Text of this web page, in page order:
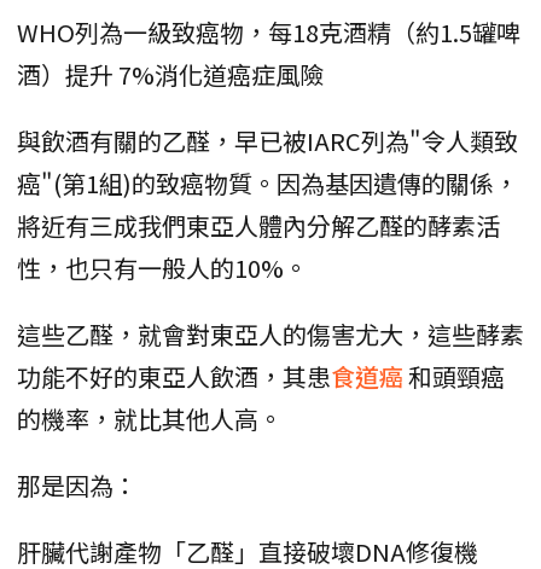
WHO列為一級致癌物‌，每18克酒精（約1.5罐啤
酒）提升 ‌7%消化道癌症風險‌
與飲酒有關的乙醛，早已被IARC列為"令人類致
癌"(第1組)的致癌物質。因為基因遺傳的關係，
將近有三成我們東亞人體內分解乙醛的酵素活
性，也只有一般人的10%。
這些乙醛，就會對東亞人的傷害尤大，這些酵素
功能不好的東亞人飲酒，其患食道癌和頭頸癌
的機率，就比其他人高。
那是因為：
肝臟代謝產物「乙醛」直接破壞DNA修復機